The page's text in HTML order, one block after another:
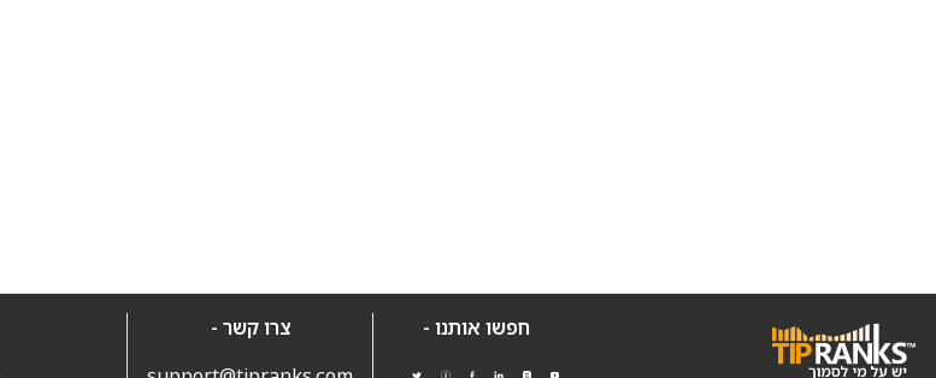
חפשו אותנו -
צרו קשר -